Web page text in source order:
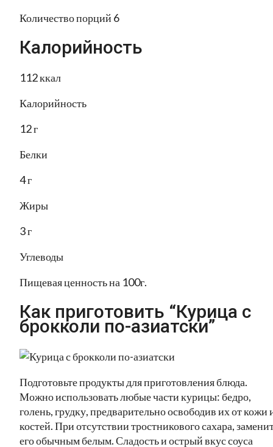
Количество порций 6
Калорийность
112 ккал
Калорийность
12 г
Белки
4 г
Жиры
3 г
Углеводы
Пищевая ценность на 100г.
Как приготовить “Курица с
брокколи по-азиатски”
Подготовьте продукты для приготовления блюда.
Можно использовать любые части курицы: бедро,
голень, грудку, предварительно освободив их от кожи
костей. При отсутствии тростникового сахара,
его обычным белым. Сладость и острый вкус соуса